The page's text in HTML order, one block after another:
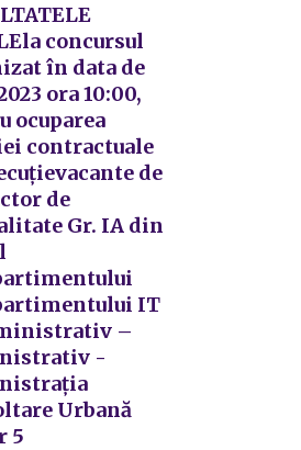
concursul
în data de
ora 10:00,
ocuparea
contractuale
de
de
Gr. IA din
IT
–
-
Urbană
5